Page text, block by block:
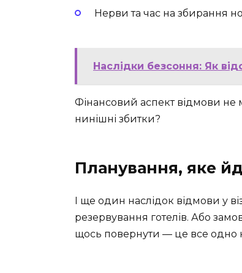
Нерви та час на збирання
Наслідки безсоння: Як
Фінансовий аспект відмови не
нинішні збитки?
Планування, яке
І ще один наслідок відмови у
резервування готелів. Або
щось повернути — це все одно